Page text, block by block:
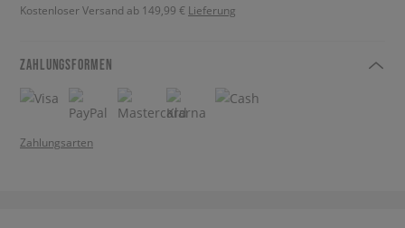
Kostenloser Versand ab 149,99 € Lieferung
ZAHLUNGSFORMEN
Zahlungsarten